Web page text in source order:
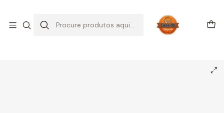
Início CHUTEIRAS Sapatilhas Futsal | IC Nike Lunargato II IC